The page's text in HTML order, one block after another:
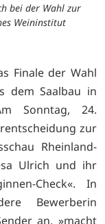
bei der Wahl zur
Weininstitut
Finale der Wahl
dem Saalbau in
Sonntag, 24.
zur
Rheinland-
Ulrich und ihr
Check«. In
Bewerberin
an, »macht